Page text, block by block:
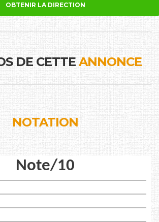
OBTENIR LA DIRECTION
DE CETTEANNONCE
NOTATION